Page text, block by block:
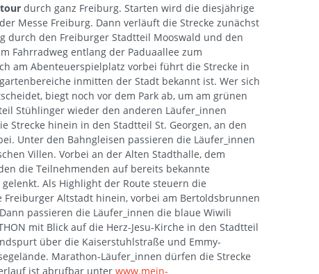
durch ganz Freiburg. Starten wird die diesjährige
Messe Freiburg. Dann verläuft die Strecke zunächst
durch den Freiburger Stadtteil Mooswald und den
Fahrradweg entlang der Paduaallee zum
am Abenteuerspielplatz vorbei führt die Strecke in
inmitten der Stadt bekannt ist. Wer sich
biegt noch vor dem Park ab, um am grünen
Stühlinger wieder den anderen Läufer_innen
Strecke hinein in den Stadtteil St. Georgen, an den
Unter den Bahngleisen passieren die Läufer_innen
Villen. Vorbei an der Alten Stadthalle, dem
die Teilnehmenden auf bereits bekannte
Als Highlight der Route steuern die
Altstadt hinein, vorbei am Bertoldsbrunnen
passieren die Läufer_innen die blaue Wiwili
mit Blick auf die Herz-Jesu-Kirche in den Stadtteil
über die Kaiserstuhlstraße und Emmy-
Marathon-Läufer_innen dürfen die Strecke
ist abrufbar unter www.mein-